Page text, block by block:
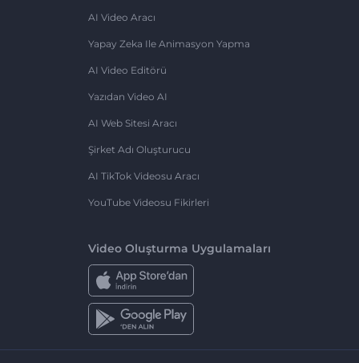
AI Video Aracı
Yapay Zeka Ile Animasyon Yapma
AI Video Editörü
Yazıdan Video AI
AI Web Sitesi Aracı
Şirket Adı Oluşturucu
AI TikTok Videosu Aracı
YouTube Videosu Fikirleri
Video Oluşturma Uygulamaları